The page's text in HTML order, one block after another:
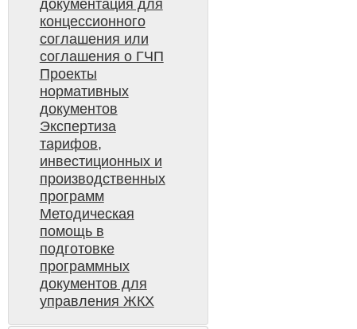
документация для
концессионного
соглашения или
соглашения о ГЧП
Проекты
нормативных
документов
Экспертиза
тарифов,
инвестиционных и
производственных
программ
Методическая
помощь в
подготовке
программных
документов для
управления ЖКХ